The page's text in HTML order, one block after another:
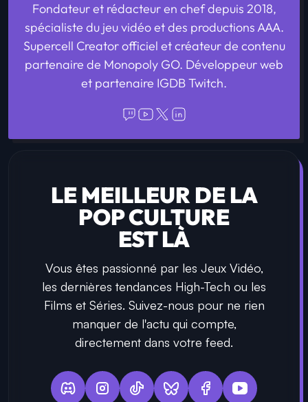
Fondateur et rédacteur en chef depuis 2018,
spécialiste du jeu vidéo et des productions AAA.
Supercell Creator officiel et créateur de contenu
partenaire de Monopoly GO. Développeur web
et partenaire IGDB Twitch.
LE MEILLEUR DE LA
POP CULTURE
EST LÀ
Vous êtes passionné par les Jeux Vidéo,
les dernières tendances High-Tech ou les
Films et Séries. Suivez-nous pour ne rien
manquer de l'actu qui compte,
directement dans votre feed.